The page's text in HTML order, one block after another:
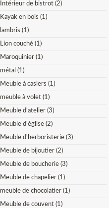
Intérieur de bistrot (2)
Kayak en bois (1)
lambris (1)
Lion couché (1)
Maroquinier (1)
métal (1)
Meuble à casiers (1)
meuble à volet (1)
Meuble d'atelier (3)
Meuble d'église (2)
Meuble d'herboristerie (3)
Meuble de bijoutier (2)
Meuble de boucherie (3)
Meuble de chapelier (1)
meuble de chocolatier (1)
Meuble de couvent (1)